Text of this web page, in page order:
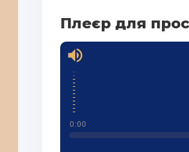
Плеєр для
0:00